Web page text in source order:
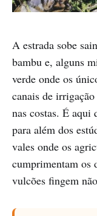
A estrada sobe
bambu e, alguns
verde onde os
canais de
nas costas. É
para além dos
vales onde os
cumprimentam os
vulcões fingem